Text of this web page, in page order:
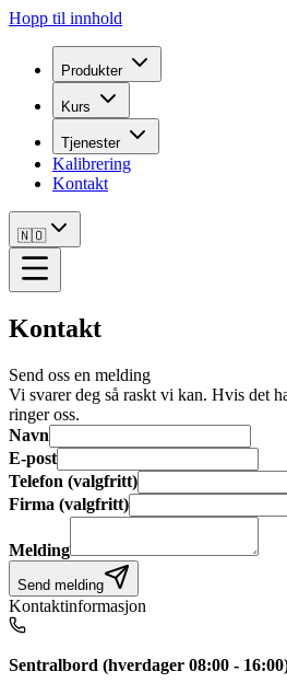
Hopp til innhold
Produkter
Kurs
Tjenester
Kalibrering
Kontakt
🇳🇴
Kontakt
Send oss en melding
Vi svarer deg så raskt vi kan. Hvis det
ringer oss.
Navn
E-post
Telefon (valgfritt)
Firma (valgfritt)
Melding
Send melding
Kontaktinformasjon
Sentralbord (hverdager 08:00 -